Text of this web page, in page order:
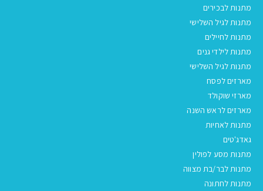
מתנות לבכירים
מתנות לגיל השלישי
מתנות לחיילים
מתנות לילדי גנים
מתנות לגיל השלישי
מארזים לפסח
מארזי שוקולד
מארזים לראש השנה
מתנות לאחיות
גאדג'טים
מתנות מסע לפולין
מתנות לבר/בת מצווה
מתנות לחתונה